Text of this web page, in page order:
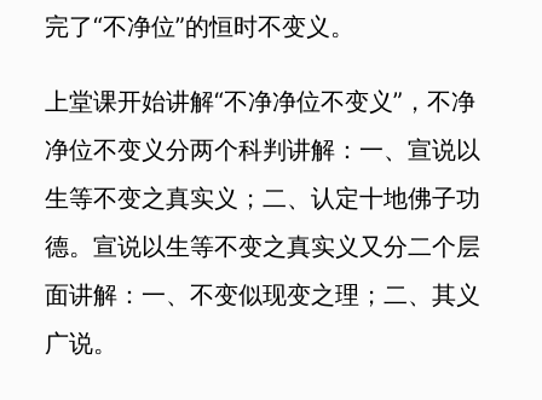
完了“不净位”的恒时不变义。
上堂课开始讲解“不净净位不变义”，不净
净位不变义分两个科判讲解：一、宣说以
生等不变之真实义；二、认定十地佛子功
德。宣说以生等不变之真实义又分二个层
面讲解：一、不变似现变之理；二、其义
广说。